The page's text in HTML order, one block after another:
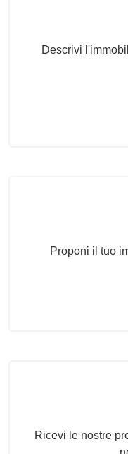
Descrivi
Proponi il tuo
Ricevi le nostre